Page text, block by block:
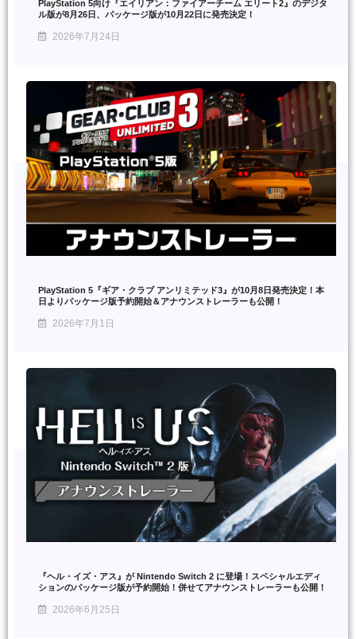
PlayStation 5向け『エイリアン：ファイアーチーム エリート2』のデジタ
ル版が8月26日、パッケージ版が10月22日に発売決定！
2026年7月24日
PlayStation 5『ギア・クラブ アンリミテッド3』が10月8日発売決定！本
日よりパッケージ版予約開始＆アナウンストレーラーも公開！
2026年7月1日
『ヘル・イズ・アス』が Nintendo Switch 2 に登場！スペシャルエディ
ションのパッケージ版が予約開始！併せてアナウンストレーラーも公開！
2026年6月25日